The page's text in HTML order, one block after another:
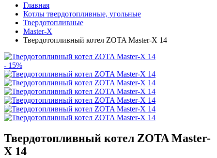
Главная
Котлы твердотопливные, угольные
Твердотопливные
Master-X
Твердотопливный котел ZOTA Master-X 14
- 15%
Твердотопливный котел ZOTA Master-
X 14